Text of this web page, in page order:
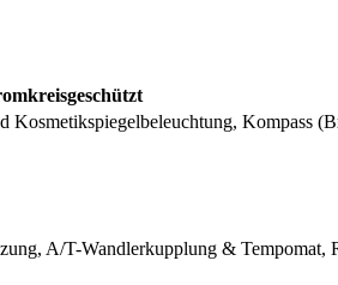
Kompass
A/T-Wandlerkupplung &